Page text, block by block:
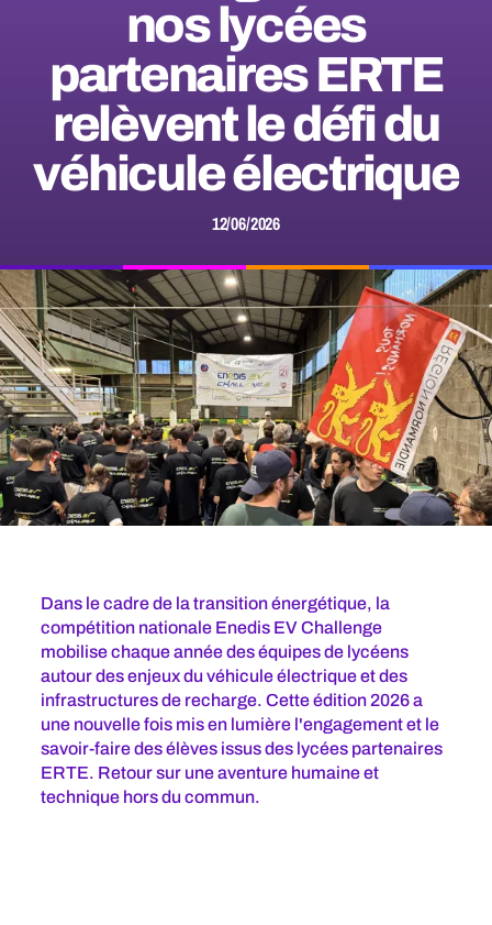
nos lycées
partenaires ERTE
relèvent le défi du
véhicule électrique
12/06/2026
Dans le cadre de la transition énergétique, la
compétition nationale Enedis EV Challenge
mobilise chaque année des équipes de lycéens
autour des enjeux du véhicule électrique et des
infrastructures de recharge. Cette édition 2026 a
une nouvelle fois mis en lumière l'engagement et le
savoir-faire des élèves issus des lycées partenaires
ERTE. Retour sur une aventure humaine et
technique hors du commun.